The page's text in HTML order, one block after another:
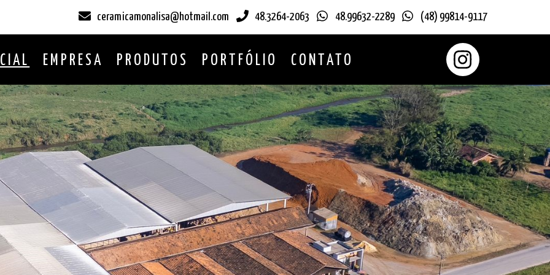
ceramicamonalisa@hotmail.com 48.3264-2063 48.99632-2289 (48) 99814-9117
EMPRESA PRODUTOS PORTFÓLIO CONTATO